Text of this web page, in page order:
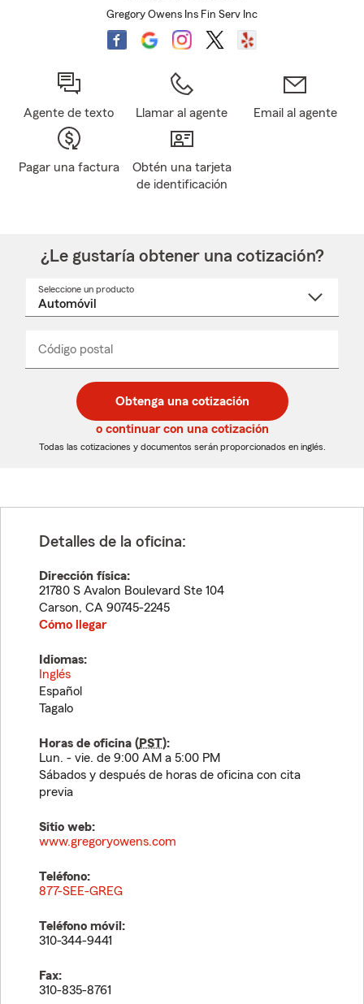
Gregory Owens Ins Fin Serv Inc
Agente de texto Llamar al agente Email al agente
Pagar una factura
Obtén una tarjeta
de identificación
¿Le gustaría obtener una cotización?
Seleccione un producto
desplegable
Código postal
de
5
dígitos
de
5
dígitos
_____
Obtenga una cotización
o continuar con una cotización
Todas las cotizaciones y documentos serán proporcionados en inglés.
Detalles de la oficina:
Dirección física:
21780 S Avalon Boulevard Ste 104
Carson, CA 90745-2245
Cómo llegar
Idiomas:
Inglés
Español
Tagalo
Horas de oficina (PST):
Lun. - vie. de 9:00 AM a 5:00 PM
Sábados y después de horas de oficina con cita
previa
Sitio web:
www.gregoryowens.com
Teléfono:
877-SEE-GREG
Teléfono móvil:
310-344-9441
Fax:
310-835-8761